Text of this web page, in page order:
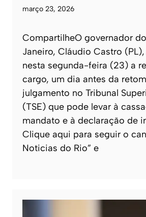
março 23, 2026
CompartilheO governador
Janeiro, Cláudio Castro
nesta segunda-feira (23) a
cargo, um dia antes da
julgamento no Tribunal
(TSE) que pode levar à
mandato e à declaração de
Clique aqui para seguir o
Noticias do Rio” e